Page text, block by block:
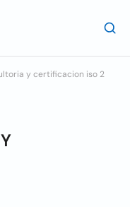
y certificacion iso 2